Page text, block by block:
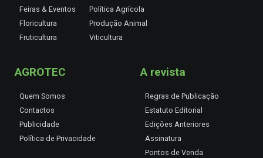
Feiras & Eventos
Floricultura
Fruticultura
Política Agrícola
Produção Animal
Viticultura
AGROTEC
Quem Somos
Contactos
Publicidade
Política de Privacidade
A revista
Regras de Publicação
Estatuto Editorial
Edições Anteriores
Assinatura
Pontos de Venda